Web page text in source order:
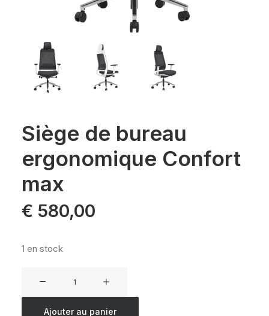
Siège de bureau
ergonomique Confort
max
€ 580,00
1 en stock
Ajouter au panier